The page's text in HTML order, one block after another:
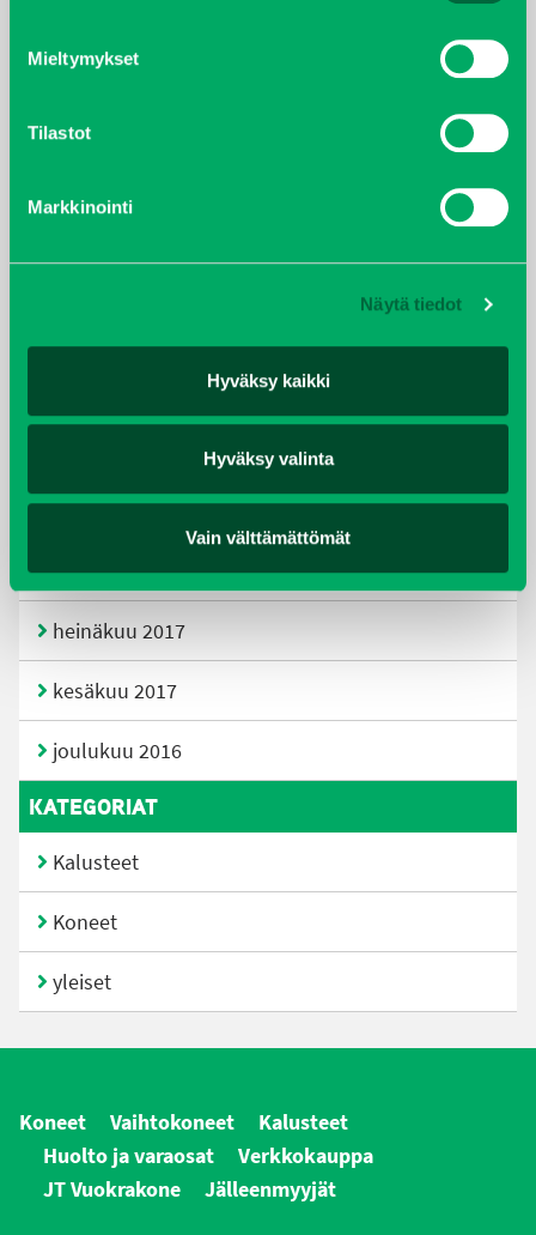
Mieltymykset
Tilastot
Markkinointi
Näytä tiedot
Hyväksy kaikki
Hyväksy valinta
Vain välttämättömät
helmikuu 2020
joulukuu 2019
tammikuu 2018
joulukuu 2017
heinäkuu 2017
kesäkuu 2017
joulukuu 2016
KATEGORIAT
Kalusteet
Koneet
yleiset
Koneet Vaihtokoneet
Kalusteet
Huolto ja varaosat
Verkkokauppa
JT Vuokrakone
Jälleenmyyjät